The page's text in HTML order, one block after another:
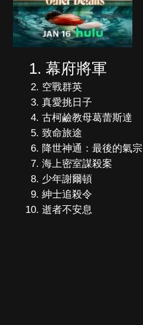
幕府將軍
空戰群英
真愛挑日子
古柯鹼教母葛蕾斯達
致命旅途
降世神通：最後的氣宗
海上密室謀殺案
少年謝爾頓
紳士追殺令
逝者不安息